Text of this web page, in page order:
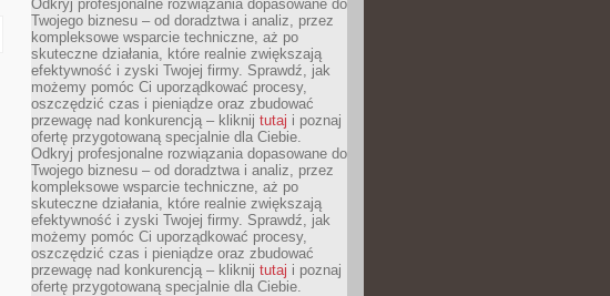
Odkryj profesjonalne rozwiązania dopasowane do
Twojego biznesu – od doradztwa i analiz, przez
kompleksowe wsparcie techniczne, aż po
skuteczne działania, które realnie zwiększają
efektywność i zyski Twojej firmy. Sprawdź, jak
możemy pomóc Ci uporządkować procesy,
oszczędzić czas i pieniądze oraz zbudować
przewagę nad konkurencją – kliknij tutaj i poznaj
ofertę przygotowaną specjalnie dla Ciebie.
Odkryj profesjonalne rozwiązania dopasowane do
Twojego biznesu – od doradztwa i analiz, przez
kompleksowe wsparcie techniczne, aż po
skuteczne działania, które realnie zwiększają
efektywność i zyski Twojej firmy. Sprawdź, jak
możemy pomóc Ci uporządkować procesy,
oszczędzić czas i pieniądze oraz zbudować
przewagę nad konkurencją – kliknij tutaj i poznaj
ofertę przygotowaną specjalnie dla Ciebie.